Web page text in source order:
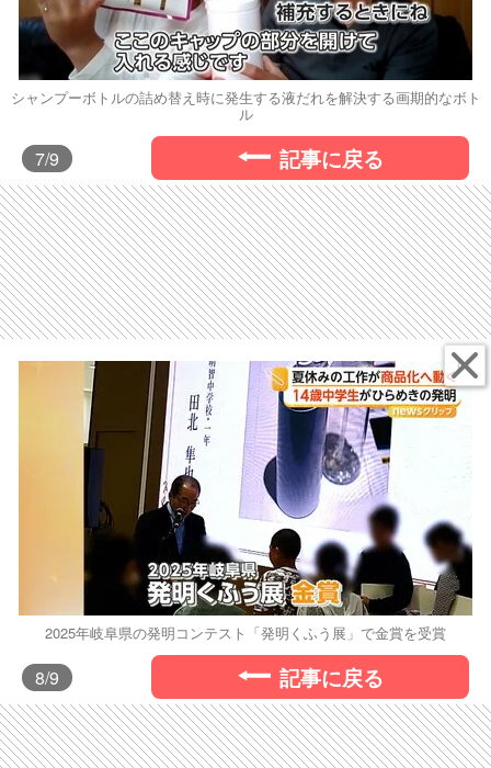
シャンプーボトルの詰め替え時に発生する液だれを解決する画期的なボト
ル
7/9 記事に戻る
2025年岐阜県の発明コンテスト「発明くふう展」で金賞を受賞
8/9 記事に戻る